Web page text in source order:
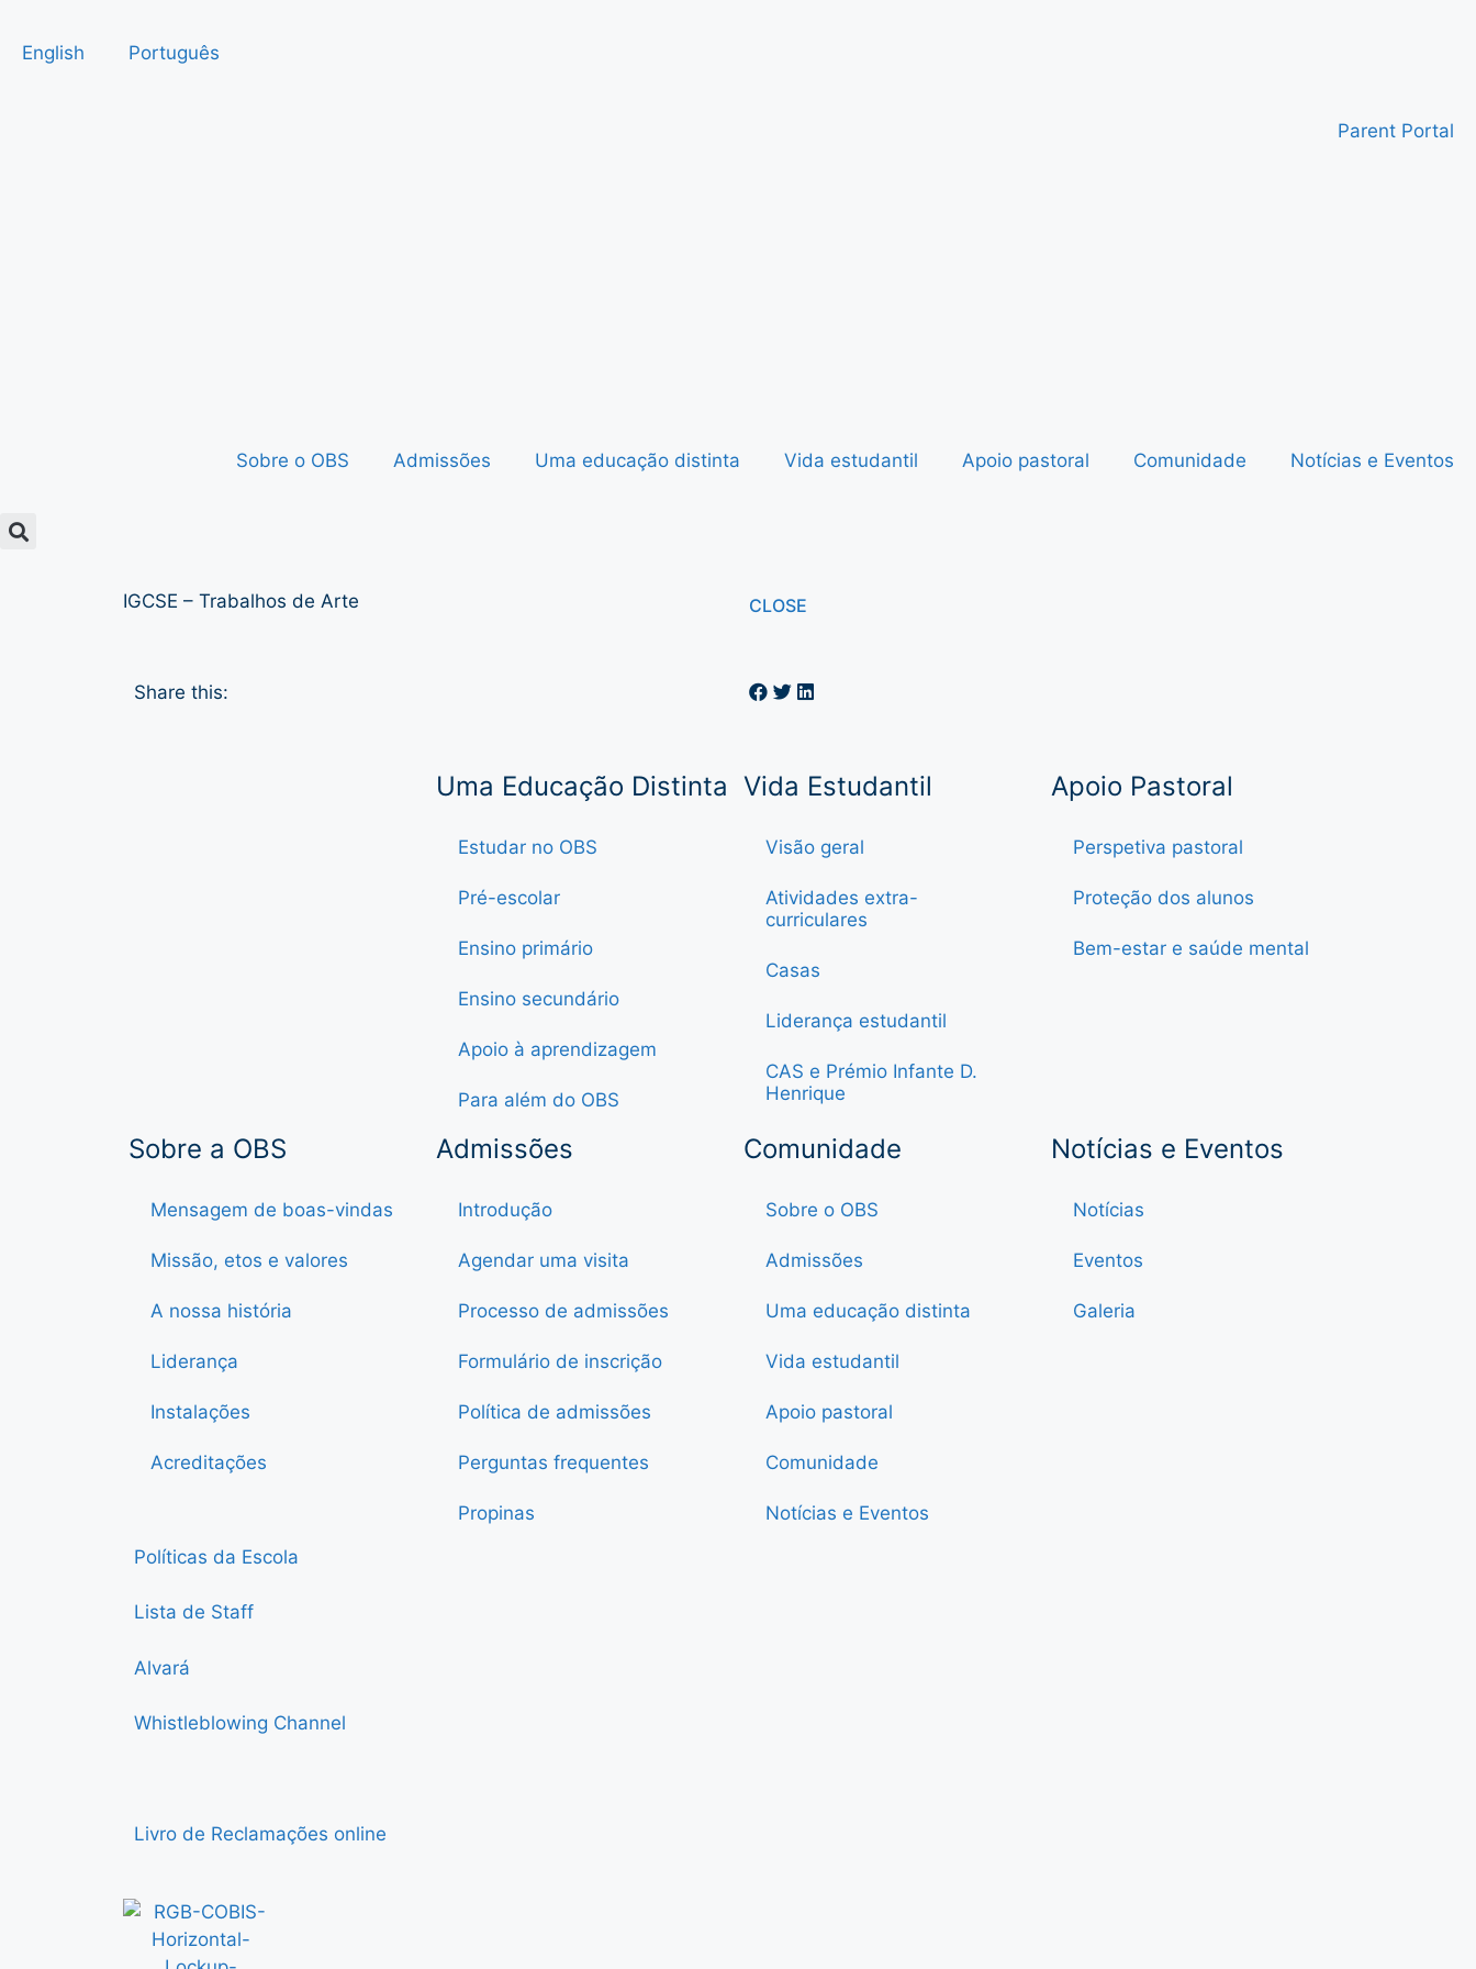
English Português
Parent Portal
Sobre o OBS Admissões Uma educação distinta Vida estudantil Apoio pastoral Comunidade Notícias e Eventos
IGCSE – Trabalhos de Arte CLOSE
Share this:
Uma Educação Distinta
Estudar no OBS
Pré-escolar
Ensino primário
Ensino secundário
Apoio à aprendizagem
Para além do OBS
Vida Estudantil
Visão geral
Atividades extra-
curriculares
Casas
Liderança estudantil
CAS e Prémio Infante D.
Henrique
Apoio Pastoral
Perspetiva pastoral
Proteção dos alunos
Bem-estar e saúde mental
Sobre a OBS
Mensagem de boas-vindas
Missão, etos e valores
A nossa história
Liderança
Instalações
Acreditações
Admissões
Introdução
Agendar uma visita
Processo de admissões
Formulário de inscrição
Política de admissões
Perguntas frequentes
Propinas
Comunidade
Sobre o OBS
Admissões
Uma educação distinta
Vida estudantil
Apoio pastoral
Comunidade
Notícias e Eventos
Notícias e Eventos
Notícias
Eventos
Galeria
Políticas da Escola
Lista de Staff
Alvará
Whistleblowing Channel
Livro de Reclamações online